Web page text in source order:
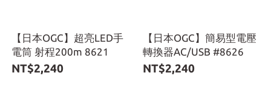
【日本OGC】超亮LED手
電筒 射程200m 8621
NT$2,240
【日本OGC】簡易型電壓
轉換器AC/USB #8626
NT$2,240